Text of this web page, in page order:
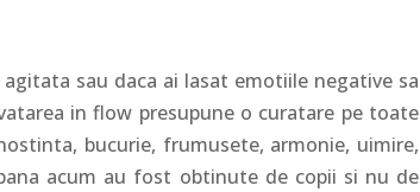
sau daca ai lasat emotiile negative sa
in flow presupune o curatare pe toate
bucurie, frumusete, armonie, uimire,
acum au fost obtinute de copii si nu de